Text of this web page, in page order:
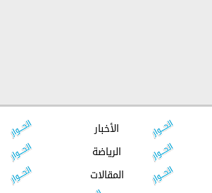
الأخبار
الرياضة
المقالات